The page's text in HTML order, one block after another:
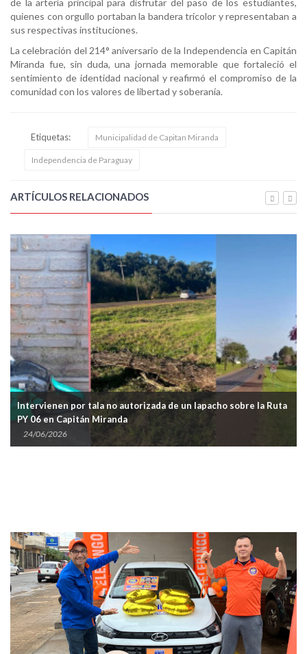
de la arteria principal para disfrutar del paso de los estudiantes,
quienes con orgullo portaban la bandera tricolor y representaban a
sus respectivas instituciones.
La celebración del 214° aniversario de la Independencia en Capitán
Miranda fue, sin duda, una jornada memorable que fortaleció el
sentimiento de identidad nacional y reafirmó el compromiso de la
comunidad con los valores de libertad y soberanía.
Etiquetas: Municipalidad de Capitan Miranda
Independencia de Paraguay
ARTÍCULOS RELACIONADOS
Intervienen por tala no autorizada de un lapacho sobre la Ruta
PY 06 en Capitán Miranda
24/06/2026